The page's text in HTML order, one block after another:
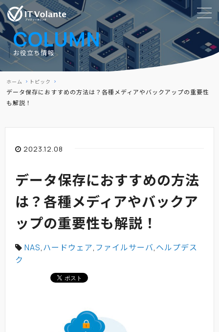
COLUMN
お役立ち情報
ホーム トピック
データ保存におすすめの方法は？各種メディアやバックアップの重要性
も解説！
2023.12.08
データ保存におすすめの方法
は？各種メディアやバックア
ップの重要性も解説！
NAS,ハードウェア, ファイルサーバ,ヘルプデス
ク